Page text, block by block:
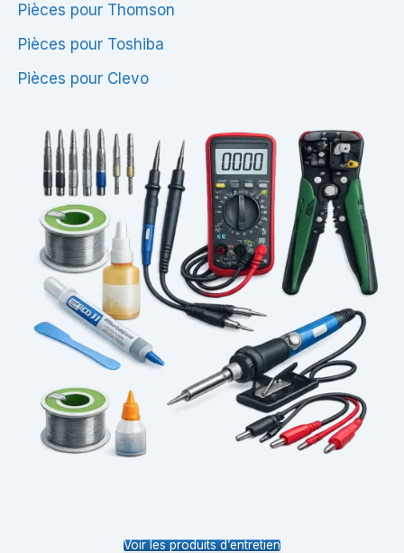
Pièces pour Thomson
Pièces pour Toshiba
Pièces pour Clevo
Voir les produits d’entretien